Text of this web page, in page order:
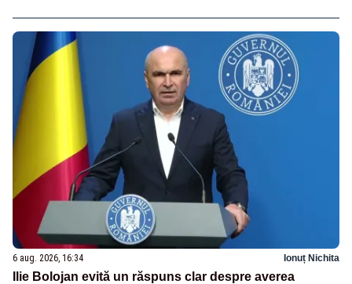
6 aug. 2026, 16:34 Ionuț Nichita
Ilie Bolojan evită un răspuns clar despre averea